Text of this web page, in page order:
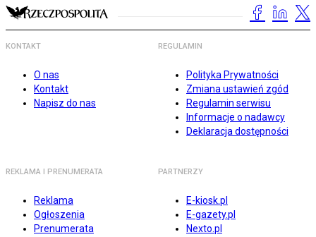
KONTAKT
O nas
Kontakt
Napisz do nas
REGULAMIN
Polityka Prywatności
Zmiana ustawień zgód
Regulamin serwisu
Informacje o nadawcy
Deklaracja dostępności
REKLAMA I PRENUMERATA
Reklama
Ogłoszenia
Prenumerata
PARTNERZY
E-kiosk.pl
E-gazety.pl
Nexto.pl